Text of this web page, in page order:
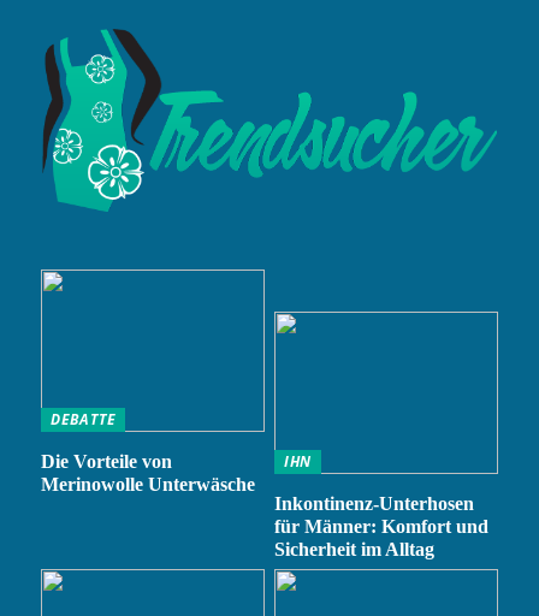
DEBATTE
Die Vorteile von
Merinowolle Unterwäsche
IHN
Inkontinenz-Unterhosen
für Männer: Komfort und
Sicherheit im Alltag